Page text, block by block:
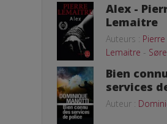
Alex -
Lemaitre
Auteurs : Pierre
Lemaitre -
Bien
services
Auteur :